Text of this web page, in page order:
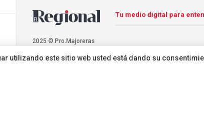
2025 © Pro.Majoreras
Tu medio digital para
utilizando este sitio web usted está dando su